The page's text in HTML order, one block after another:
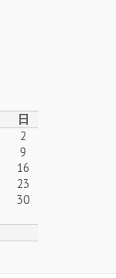
日
2
9
16
23
30